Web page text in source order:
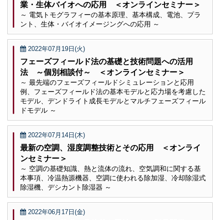
業・生体バイオへの応用 ＜オンラインセミナー＞
～ 電気トモグラフィーの基本原理、基本構成、電池、プラ
ント、生体・バイオイメージングへの応用 ～
2022年07月19日(火)
フェーズフィールド法の基礎と技術問題への活用
法 ～個別相談付～ ＜オンラインセミナー＞
～ 最先端のフェーズフィールドシミュレーションと応用
例、フェーズフィールド法の基本モデルと応力場を考慮した
モデル、デンドライト成長モデルとマルチフェーズフィール
ドモデル ～
2022年07月14日(木)
最新の空調、湿度調整技術とその応用 ＜オンライ
ンセミナー＞
～ 空調の基礎知識、熱と流体の流れ、空気調和に関する基
本事項、冷温熱源機器、空調に使われる除加湿、冷却除湿式
除湿機、デシカント除湿器 ～
2022年06月17日(金)